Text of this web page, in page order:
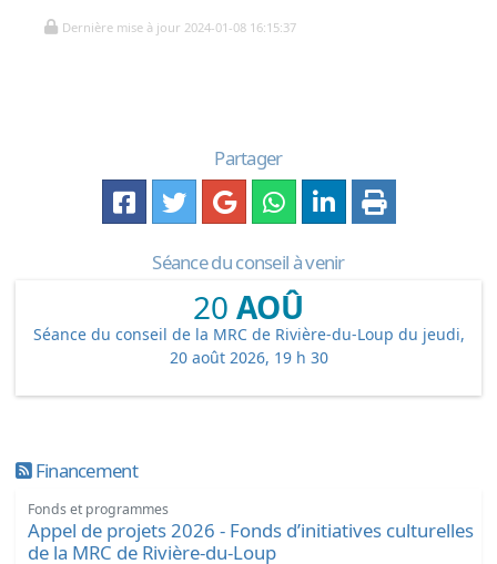
Dernière mise à jour 2024-01-08 16:15:37
Partager
Séance du conseil à venir
20 AOÛ
Séance du conseil de la MRC de Rivière-du-Loup du jeudi,
20 août 2026, 19 h 30
Financement
Fonds et programmes
Appel de projets 2026 - Fonds d’initiatives culturelles
de la MRC de Rivière-du-Loup